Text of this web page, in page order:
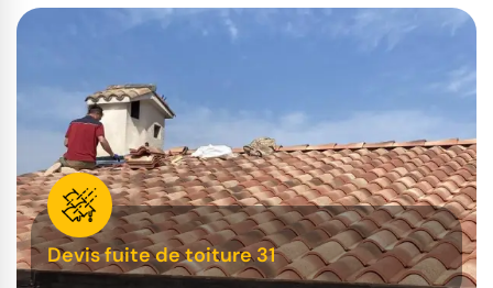
Devis fuite de toiture 31